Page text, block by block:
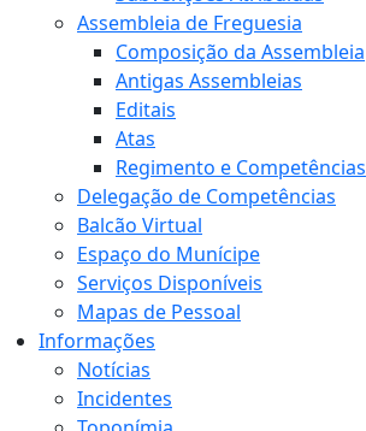
Assembleia de Freguesia
Composição da Assembleia
Antigas Assembleias
Editais
Atas
Regimento e Competências
Delegação de Competências
Balcão Virtual
Espaço do Munícipe
Serviços Disponíveis
Mapas de Pessoal
Informações
Notícias
Incidentes